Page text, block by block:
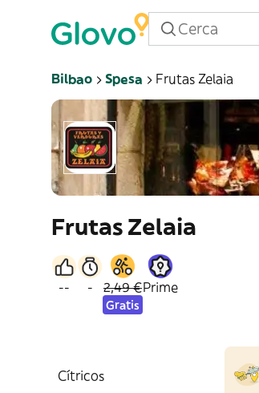
Bilbao Spesa Frutas Zelaia
Frutas Zelaia
-- - 2,49 €
Gratis
Prime
Cítricos